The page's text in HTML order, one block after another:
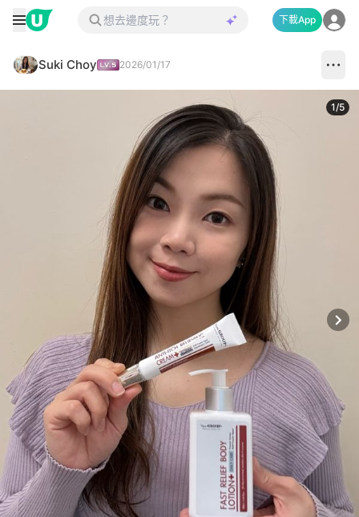
下載App
Suki Choy 2026/01/17
1/5